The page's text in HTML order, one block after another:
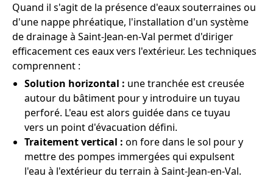
Quand il s'agit de la présence d'eaux souterraines ou
d'une nappe phréatique, l'installation d'un système
de drainage à Saint-Jean-en-Val permet d'diriger
efficacement ces eaux vers l'extérieur. Les techniques
comprennent :
Solution horizontal : une tranchée est creusée
autour du bâtiment pour y introduire un tuyau
perforé. L'eau est alors guidée dans ce tuyau
vers un point d'évacuation défini.
Traitement vertical : on fore dans le sol pour y
mettre des pompes immergées qui expulsent
l'eau à l'extérieur du terrain à Saint-Jean-en-Val.